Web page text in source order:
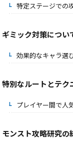
6-1.特定ステージでの
ギミック対策につい
7-1.効果的なキャラ選
特別なルートとテク
8-1.プレイヤー間で人
モンスト攻略研究の